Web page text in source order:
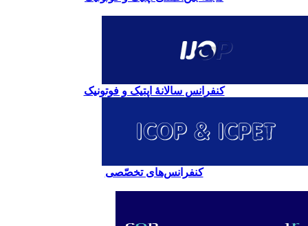
کنفرانس سالانۀ اپتیک و فوتونیک
کنفرانس‌های تخصّصی